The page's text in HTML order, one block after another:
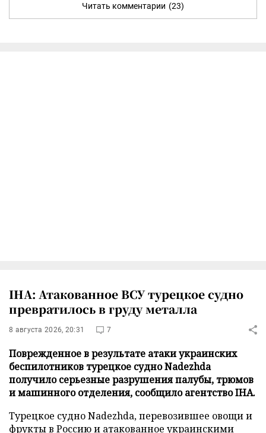
Читать комментарии (23)
IHA: Атакованное ВСУ турецкое судно
превратилось в груду металла
8 августа 2026, 20:31 7
Поврежденное в результате атаки украинских
беспилотников турецкое судно Nadezhda
получило серьезные разрушения палубы, трюмов
и машинного отделения, сообщило агентство IHA.
Турецкое судно Nadezhda, перевозившее овощи и
фрукты в Россию и атакованное украинскими